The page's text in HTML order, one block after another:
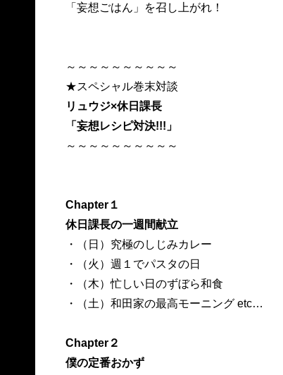
「妄想ごはん」を召し上がれ！
～～～～～～～～～～
★スペシャル巻末対談
リュウジ×休日課長
「妄想レシピ対決!!!」
～～～～～～～～～～
Chapter１
休日課長の一週間献立
・（日）究極のしじみカレー
・（火）週１でパスタの日
・（木）忙しい日のずぼら和食
・（土）和田家の最高モーニング etc…
Chapter２
僕の定番おかず